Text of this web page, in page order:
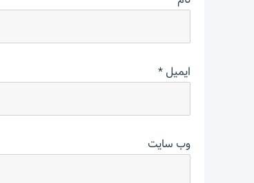
ایمیل*
وب‌ سایت